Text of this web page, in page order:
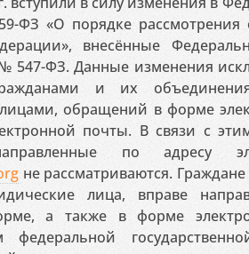
ФЗ «О порядке рассмотрения
внесённые
547-ФЗ. Данные изменения
и их
обращений в форме
почты. В связи с
по адресу
не рассматриваются.
лица, вправе
а также в форме
федеральной